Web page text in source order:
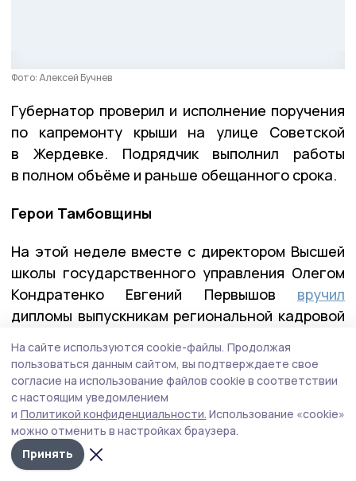
Фото: Алексей Бучнев
Губернатор проверил и исполнение поручения
по капремонту крыши на улице Советской
в Жердевке. Подрядчик выполнил работы
в полном объёме и раньше обещанного срока.
Герои Тамбовщины
На этой неделе вместе с директором Высшей
школы государственного управления Олегом
Кондратенко Евгений Первышов вручил
дипломы выпускникам региональной кадровой
программа разрабатывалась по инициативе
Евгения Первышова — выпускника
федеральной программы «Время героев», и
реализовывалась вместе с его коллегами по
программе — Алексеем Кондратьевым и
Константином Кутейниковым. Заявку в
На сайте используются cookie-файлы. Продолжая
пользоваться данным сайтом, вы подтверждаете свое
согласие на использование файлов cookie в соответствии
с настоящим уведомлением
и Политикой конфиденциальности. Использование «cookie»
можно отменить в настройках браузера.
Принять